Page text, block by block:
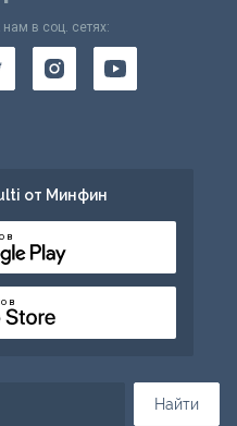
Найти
в соц. сетях:
от Минфин
в
в